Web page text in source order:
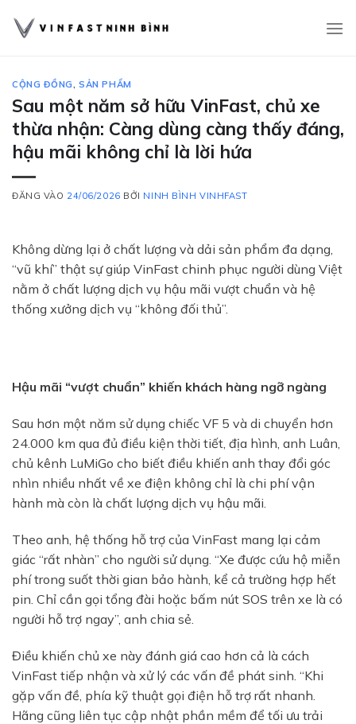
qua
CỘNG ĐỒNG,SẢN PHẨM
Sau một năm sở hữu VinFast, chủ xe
thừa nhận: Càng dùng càng thấy đáng,
hậu mãi không chỉ là lời hứa
ĐĂNG VÀO 24/06/2026 BỞI NINH BÌNH VINHFAST
Không dừng lại ở chất lượng và dải sản phẩm đa dạng,
“vũ khí” thật sự giúp VinFast chinh phục người dùng Việt
nằm ở chất lượng dịch vụ hậu mãi vượt chuẩn và hệ
thống xưởng dịch vụ “không đối thủ”.
Hậu mãi “vượt chuẩn” khiến khách hàng ngỡ ngàng
Sau hơn một năm sử dụng chiếc VF 5 và di chuyển hơn
24.000 km qua đủ điều kiện thời tiết, địa hình, anh Luân,
chủ kênh LuMiGo cho biết điều khiến anh thay đổi góc
nhìn nhiều nhất về xe điện không chỉ là chi phí vận
hành mà còn là chất lượng dịch vụ hậu mãi.
Theo anh, hệ thống hỗ trợ của VinFast mang lại cảm
giác “rất nhàn” cho người sử dụng. “Xe được cứu hộ miễn
phí trong suốt thời gian bảo hành, kể cả trường hợp hết
pin. Chỉ cần gọi tổng đài hoặc bấm nút SOS trên xe là có
người hỗ trợ ngay”, anh chia sẻ.
Điều khiến chủ xe này đánh giá cao hơn cả là cách
VinFast tiếp nhận và xử lý các vấn đề phát sinh. “Khi
gặp vấn đề, phía kỹ thuật gọi điện hỗ trợ rất nhanh.
Hãng cũng liên tục cập nhật phần mềm để tối ưu trải